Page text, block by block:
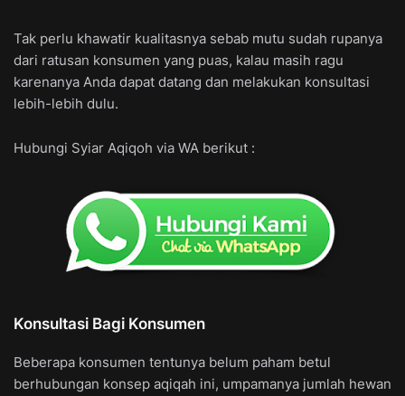
Tak perlu khawatir kualitasnya sebab mutu sudah rupanya
dari ratusan konsumen yang puas, kalau masih ragu
karenanya Anda dapat datang dan melakukan konsultasi
lebih-lebih dulu.
Hubungi Syiar Aqiqoh via WA berikut :
Konsultasi Bagi Konsumen
Beberapa konsumen tentunya belum paham betul
berhubungan konsep aqiqah ini, umpamanya jumlah hewan